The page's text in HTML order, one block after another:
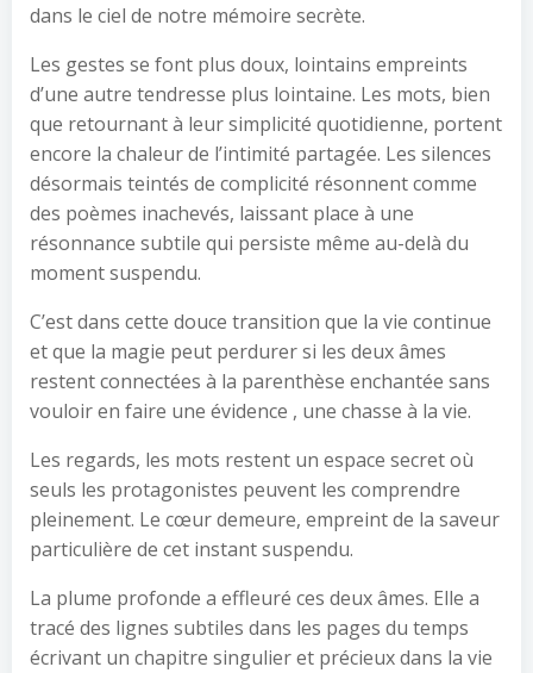
dans le ciel de notre mémoire secrète.
Les gestes se font plus doux, lointains empreints
d’une autre tendresse plus lointaine. Les mots, bien
que retournant à leur simplicité quotidienne, portent
encore la chaleur de l’intimité partagée. Les silences
désormais teintés de complicité résonnent comme
des poèmes inachevés, laissant place à une
résonnance subtile qui persiste même au-delà du
moment suspendu.
C’est dans cette douce transition que la vie continue
et que la magie peut perdurer si les deux âmes
restent connectées à la parenthèse enchantée sans
vouloir en faire une évidence , une chasse à la vie.
Les regards, les mots restent un espace secret où
seuls les protagonistes peuvent les comprendre
pleinement. Le cœur demeure, empreint de la saveur
particulière de cet instant suspendu.
La plume profonde a effleuré ces deux âmes. Elle a
tracé des lignes subtiles dans les pages du temps
écrivant un chapitre singulier et précieux dans la vie